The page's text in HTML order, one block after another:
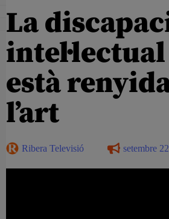
La
està
l’art
Ribera Televisió setembre